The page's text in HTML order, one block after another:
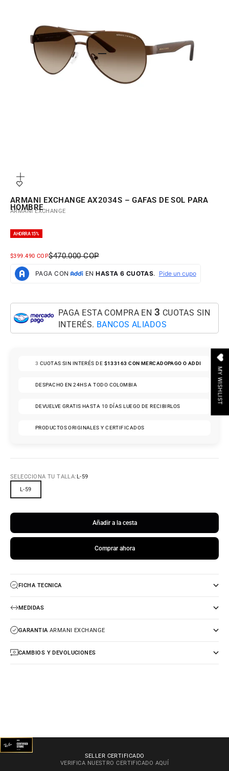
IR AL ARTÍCULO 1
IR AL ARTÍCULO 2
IR AL ARTÍCULO 3
IR AL ARTÍCULO 4
IR AL ARTÍCULO 5
IR AL ARTÍCULO 6
IR AL ARTÍCULO 7
ARMANI EXCHANGE AX2034S – GAFAS DE SOL PARA
HOMBRE
ARMANI EXCHANGE
AHORRA 15%
PRECIO DE OFERTA
$399.490 COPPRECIO NORMAL
$470.000 COP
PAGA ESTA COMPRA EN 3 CUOTAS SIN
INTERÉS. BANCOS ALIADOS
3 CUOTAS SIN INTERÉS DE $133163CON MERCADOPAGO O ADDI
DESPACHO EN 24HS A TODO COLOMBIA
DEVUELVE GRATIS HASTA 10 DÍAS LUEGO DE RECIBIRLOS
PRODUCTOS ORIGINALES Y CERTIFICADOS
SELECCIONA TU TALLA: L-59
L-59
Añadir a la cesta
Comprar ahora
FICHA TECNICA
MEDIDAS
GARANTIAARMANI EXCHANGE
CAMBIOS Y DEVOLUCIONES
SELLER CERTIFICADO
VERIFICA NUESTRO CERTIFICADO AQUÍ
MY WISHLIST